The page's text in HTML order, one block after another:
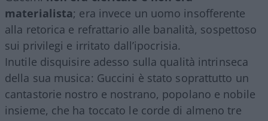
materialista; era invece un uomo insofferente
alla retorica e refrattario alle banalità, sospettoso
sui privilegi e irritato dall’ipocrisia.
Inutile disquisire adesso sulla qualità intrinseca
della sua musica: Guccini è stato soprattutto un
cantastorie nostro e nostrano, popolano e nobile
insieme, che ha toccato le corde di almeno tre